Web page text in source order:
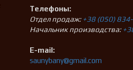
Телефоны:
Отдел продаж: +38 (050)
Начальник производства:
E-mail:
saunybany@gmail.com